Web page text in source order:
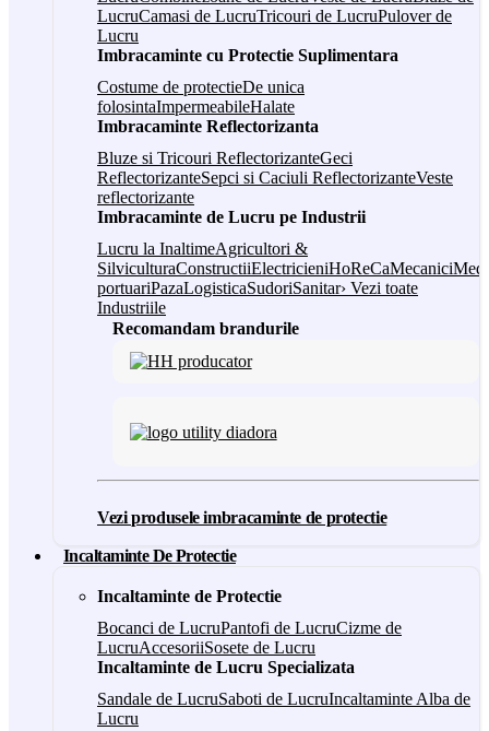
LucruCamasi de LucruTricouri de LucruPulover de
Lucru
Imbracaminte cu Protectie Suplimentara
Costume de protectieDe unica
folosintaImpermeabileHalate
Imbracaminte Reflectorizanta
Bluze si Tricouri ReflectorizanteGeci
ReflectorizanteSepci si Caciuli ReflectorizanteVeste
reflectorizante
Imbracaminte de Lucru pe Industrii
Lucru la InaltimeAgricultori &
SilviculturaConstructiiElectricieniHoReCaMecanici
portuariPazaLogisticaSudoriSanitar› Vezi toate
Industriile
Recomandam brandurile
Vezi produsele imbracaminte de protectie
Incaltaminte De Protectie
Incaltaminte de Protectie
Bocanci de LucruPantofi de LucruCizme de
LucruAccesoriiSosete de Lucru
Incaltaminte de Lucru Specializata
Sandale de LucruSaboti de LucruIncaltaminte Alba de
Lucru